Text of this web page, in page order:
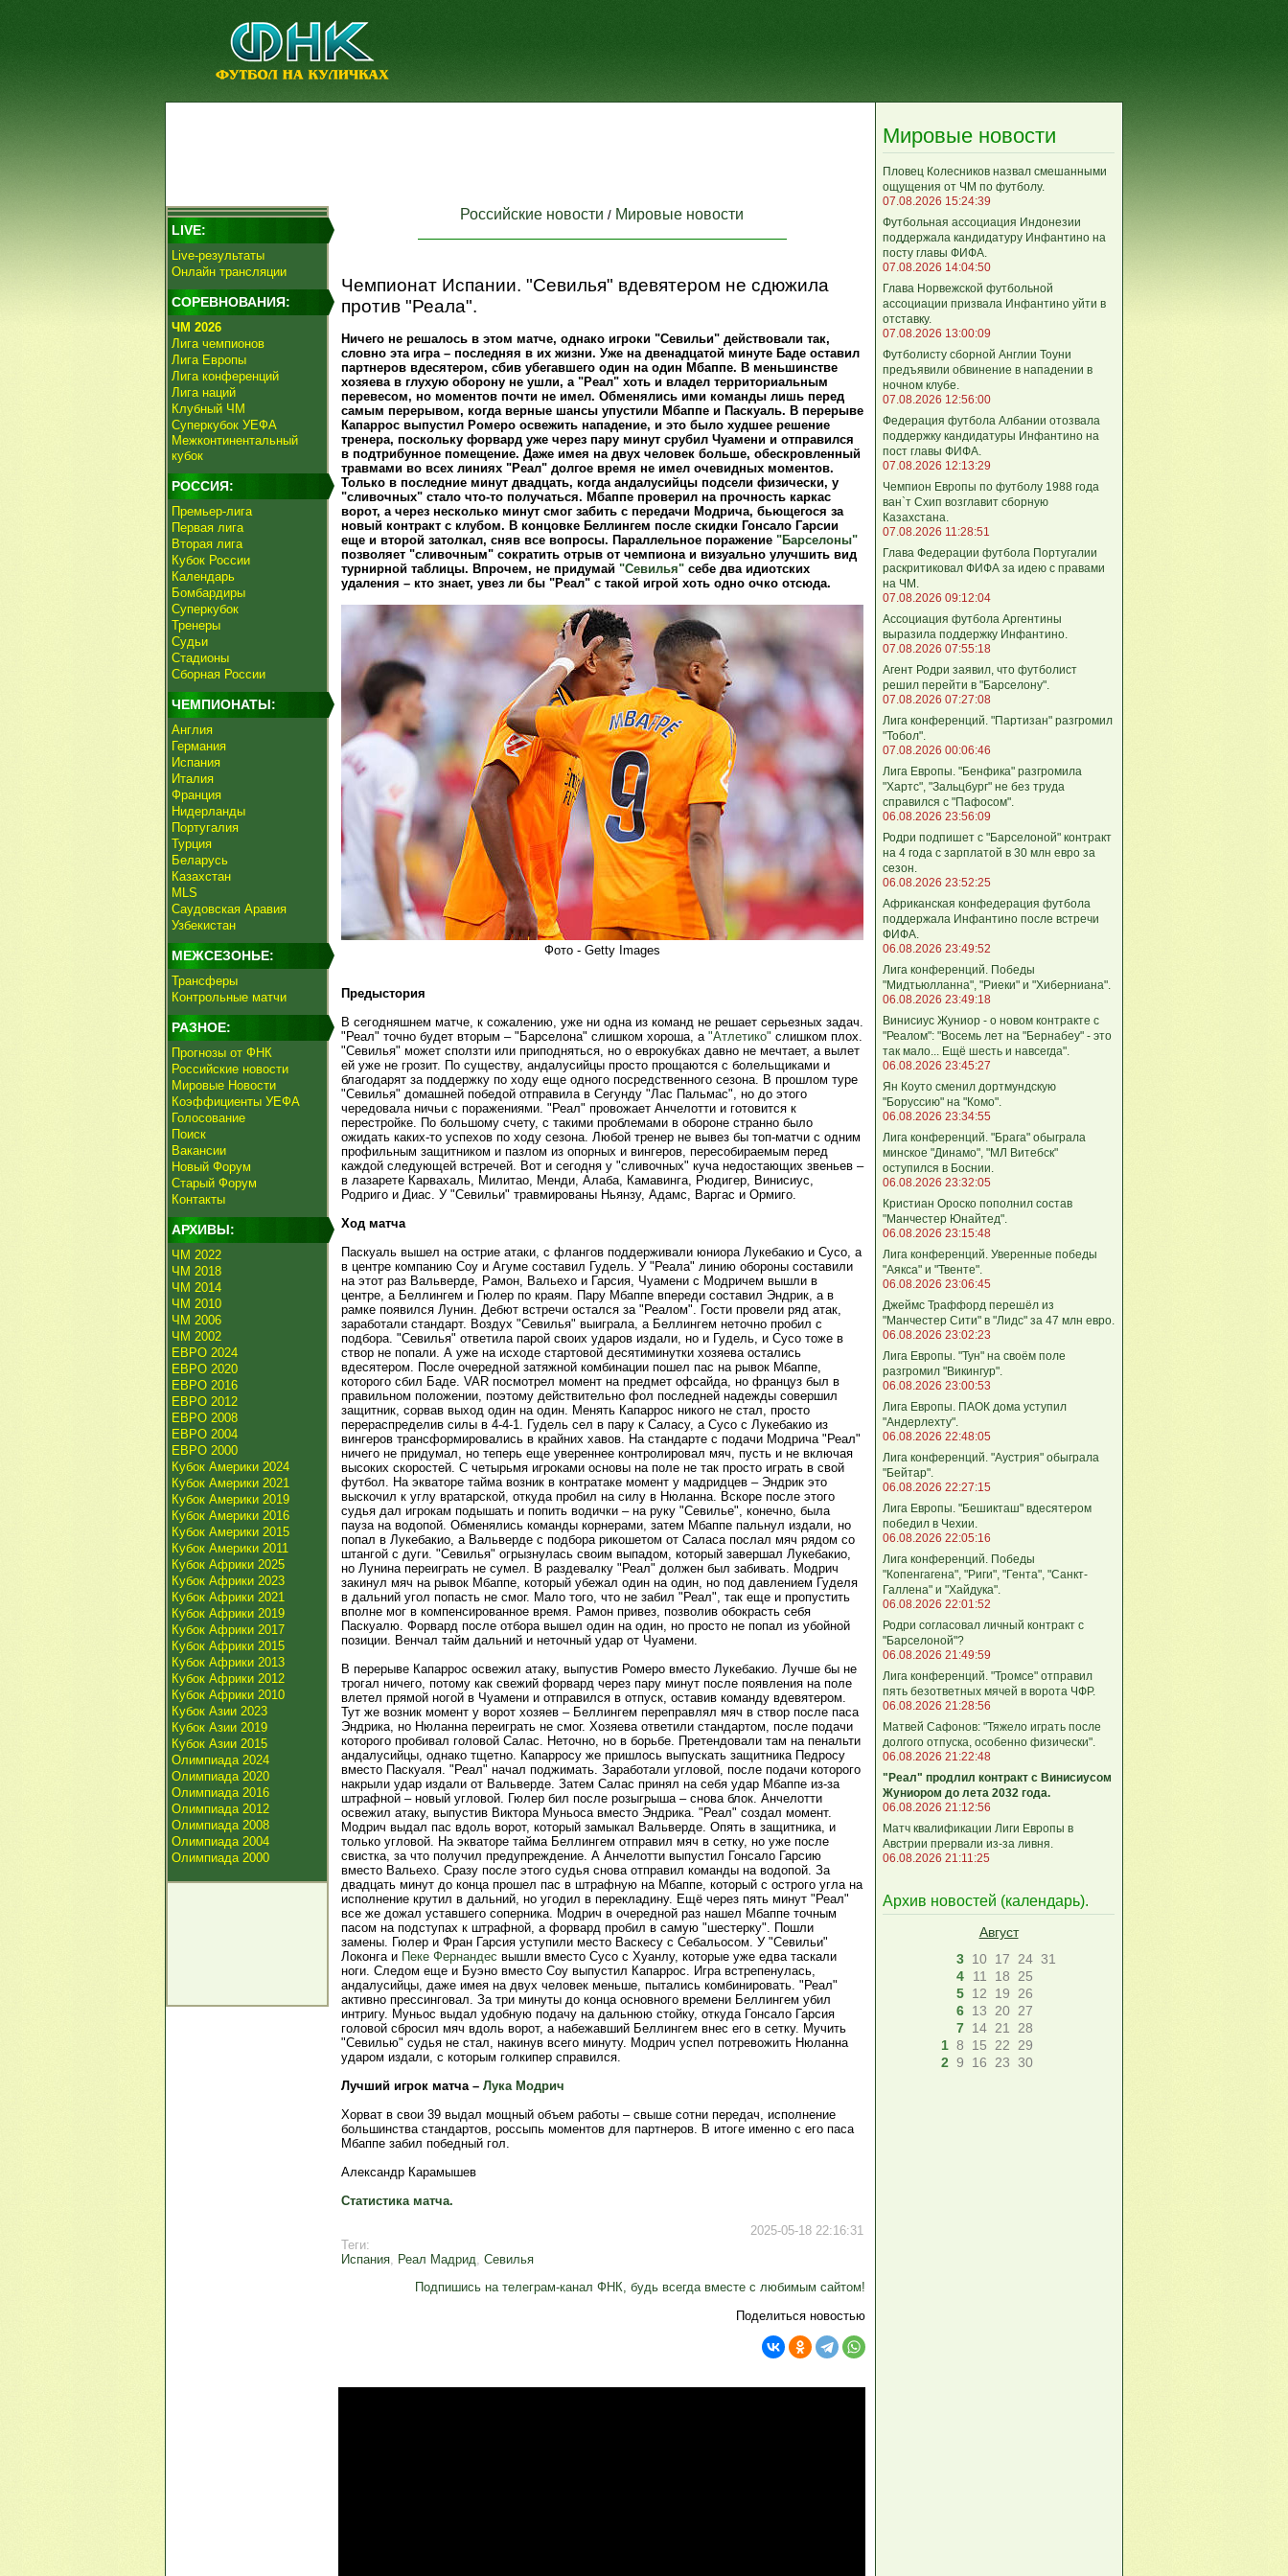
LIVE:
Live-результаты
Онлайн трансляции
СОРЕВНОВАНИЯ:
ЧМ 2026
Лига чемпионов
Лига Европы
Лига конференций
Лига наций
Клубный ЧМ
Суперкубок УЕФА
Межконтинентальный
кубок
РОССИЯ:
Премьер-лига
Первая лига
Вторая лига
Кубок России
Календарь
Бомбардиры
Суперкубок
Тренеры
Судьи
Стадионы
Сборная России
ЧЕМПИОНАТЫ:
Англия
Германия
Испания
Италия
Франция
Нидерланды
Португалия
Турция
Беларусь
Казахстан
MLS
Саудовская Аравия
Узбекистан
МЕЖСЕЗОНЬЕ:
Трансферы
Контрольные матчи
РАЗНОЕ:
Прогнозы от ФНК
Российские новости
Мировые Новости
Коэффициенты УЕФА
Голосование
Поиск
Вакансии
Новый Форум
Старый Форум
Контакты
АРХИВЫ:
ЧМ 2022
ЧМ 2018
ЧМ 2014
ЧМ 2010
ЧМ 2006
ЧМ 2002
ЕВРО 2024
ЕВРО 2020
ЕВРО 2016
ЕВРО 2012
ЕВРО 2008
ЕВРО 2004
ЕВРО 2000
Кубок Америки 2024
Кубок Америки 2021
Кубок Америки 2019
Кубок Америки 2016
Кубок Америки 2015
Кубок Америки 2011
Кубок Африки 2025
Кубок Африки 2023
Кубок Африки 2021
Кубок Африки 2019
Кубок Африки 2017
Кубок Африки 2015
Кубок Африки 2013
Кубок Африки 2012
Кубок Африки 2010
Кубок Азии 2023
Кубок Азии 2019
Кубок Азии 2015
Олимпиада 2024
Олимпиада 2020
Олимпиада 2016
Олимпиада 2012
Олимпиада 2008
Олимпиада 2004
Олимпиада 2000
Российские новости / Мировые новости
Чемпионат Испании. "Севилья" вдевятером не сдюжила
против "Реала".
Ничего не решалось в этом матче, однако игроки "Севильи" действовали так,
словно эта игра – последняя в их жизни. Уже на двенадцатой минуте Баде оставил
партнеров вдесятером, сбив убегавшего один на один Мбаппе. В меньшинстве
хозяева в глухую оборону не ушли, а "Реал" хоть и владел территориальным
перевесом, но моментов почти не имел. Обменялись ими команды лишь перед
самым перерывом, когда верные шансы упустили Мбаппе и Паскуаль. В перерыве
Капаррос выпустил Ромеро освежить нападение, и это было худшее решение
тренера, поскольку форвард уже через пару минут срубил Чуамени и отправился
в подтрибунное помещение. Даже имея на двух человек больше, обескровленный
травмами во всех линиях "Реал" долгое время не имел очевидных моментов.
Только в последние минут двадцать, когда андалусийцы подсели физически, у
"сливочных" стало что-то получаться. Мбаппе проверил на прочность каркас
ворот, а через несколько минут смог забить с передачи Модрича, бьющегося за
новый контракт с клубом. В концовке Беллингем после скидки Гонсало Гарсии
еще и второй затолкал, сняв все вопросы. Параллельное поражение "Барселоны"
позволяет "сливочным" сократить отрыв от чемпиона и визуально улучшить вид
турнирной таблицы. Впрочем, не придумай "Севилья"себе два идиотских
удаления – кто знает, увез ли бы "Реал" с такой игрой хоть одно очко отсюда.
Фото - Getty Images
Предыстория
В сегодняшнем матче, к сожалению, уже ни одна из команд не решает серьезных задач.
"Реал" точно будет вторым – "Барселона" слишком хороша, а "Атлетико" слишком плох.
"Севилья" может сползти или приподняться, но о еврокубках давно не мечтает, а вылет
ей уже не грозит. По существу, андалусийцы просто прощаются с болельщиками и
благодарят за поддержку по ходу еще одного посредственного сезона. В прошлом туре
"Севилья" домашней победой отправила в Сегунду "Лас Пальмас", но до этого
чередовала ничьи с поражениями. "Реал" провожает Анчелотти и готовится к
перестройке. По большому счету, с такими проблемами в обороне странно было
ожидать каких-то успехов по ходу сезона. Любой тренер не вывез бы топ-матчи с одним
профильным защитником и пазлом из опорных и вингеров, пересобираемым перед
каждой следующей встречей. Вот и сегодня у "сливочных" куча недостающих звеньев –
в лазарете Карвахаль, Милитао, Менди, Алаба, Камавинга, Рюдигер, Винисиус,
Родриго и Диас. У "Севильи" травмированы Ньянзу, Адамс, Варгас и Ормиго.
Ход матча
Паскуаль вышел на острие атаки, с флангов поддерживали юниора Лукебакио и Сусо, а
в центре компанию Соу и Агуме составил Гудель. У "Реала" линию обороны составили
на этот раз Вальверде, Рамон, Вальехо и Гарсия, Чуамени с Модричем вышли в
центре, а Беллингем и Гюлер по краям. Пару Мбаппе впереди составил Эндрик, а в
рамке появился Лунин. Дебют встречи остался за "Реалом". Гости провели ряд атак,
заработали стандарт. Воздух "Севилья" выиграла, а Беллингем неточно пробил с
подбора. "Севилья" ответила парой своих ударов издали, но и Гудель, и Сусо тоже в
створ не попали. А уже на исходе стартовой десятиминутки хозяева остались
вдесятером. После очередной затяжной комбинации пошел пас на рывок Мбаппе,
которого сбил Баде. VAR посмотрел момент на предмет офсайда, но француз был в
правильном положении, поэтому действительно фол последней надежды совершил
защитник, сорвав выход один на один. Менять Капаррос никого не стал, просто
перераспределив силы в 4-4-1. Гудель сел в пару к Саласу, а Сусо с Лукебакио из
вингеров трансформировались в крайних хавов. На стандарте с подачи Модрича "Реал"
ничего не придумал, но теперь еще увереннее контролировал мяч, пусть и не включая
высоких скоростей. С четырьмя игроками основы на поле не так просто играть в свой
футбол. На экваторе тайма возник в контратаке момент у мадридцев – Эндрик это
выскочил к углу вратарской, откуда пробил на силу в Нюланна. Вскоре после этого
судья дал игрокам подышать и попить водички – на руку "Севилье", конечно, была
пауза на водопой. Обменялись команды корнерами, затем Мбаппе пальнул издали, но
попал в Лукебакио, а Вальверде с подбора рикошетом от Саласа послал мяч рядом со
штангой с дуги. "Севилья" огрызнулась своим выпадом, который завершал Лукебакио,
но Лунина переиграть не сумел. В раздевалку "Реал" должен был забивать. Модрич
закинул мяч на рывок Мбаппе, который убежал один на один, но под давлением Гуделя
в дальний угол попасть не смог. Мало того, что не забил "Реал", так еще и пропустить
вполне мог в компенсированное время. Рамон привез, позволив обокрасть себя
Паскуалю. Форвард после отбора вышел один на один, но просто не попал из убойной
позиции. Венчал тайм дальний и неточный удар от Чуамени.
В перерыве Капаррос освежил атаку, выпустив Ромеро вместо Лукебакио. Лучше бы не
трогал ничего, потому как свежий форвард через пару минут после появления на поле
влетел прямой ногой в Чуамени и отправился в отпуск, оставив команду вдевятером.
Тут же возник момент у ворот хозяев – Беллингем переправлял мяч в створ после паса
Эндрика, но Нюланна переиграть не смог. Хозяева ответили стандартом, после подачи
которого пробивал головой Салас. Неточно, но в борьбе. Претендовали там на пенальти
андалусийцы, однако тщетно. Капарросу же пришлось выпускать защитника Педросу
вместо Паскуаля. "Реал" начал поджимать. Заработали угловой, после подачи которого
накрыли удар издали от Вальверде. Затем Салас принял на себя удар Мбаппе из-за
штрафной – новый угловой. Гюлер бил после розыгрыша – снова блок. Анчелотти
освежил атаку, выпустив Виктора Муньоса вместо Эндрика. "Реал" создал момент.
Модрич выдал пас вдоль ворот, который замыкал Вальверде. Опять в защитника, и
только угловой. На экваторе тайма Беллингем отправил мяч в сетку, но уже после
свистка, за что получил предупреждение. А Анчелотти выпустил Гонсало Гарсию
вместо Вальехо. Сразу после этого судья снова отправил команды на водопой. За
двадцать минут до конца прошел пас в штрафную на Мбаппе, который с острого угла на
исполнение крутил в дальний, но угодил в перекладину. Ещё через пять минут "Реал"
все же дожал уставшего соперника. Модрич в очередной раз нашел Мбаппе точным
пасом на подступах к штрафной, а форвард пробил в самую "шестерку". Пошли
замены. Гюлер и Фран Гарсия уступили место Васкесу с Себальосом. У "Севильи"
Локонга и Пеке Фернандес вышли вместо Сусо с Хуанлу, которые уже едва таскали
ноги. Следом еще и Буэно вместо Соу выпустил Капаррос. Игра встрепенулась,
андалусийцы, даже имея на двух человек меньше, пытались комбинировать. "Реал"
активно прессинговал. За три минуты до конца основного времени Беллингем убил
интригу. Муньос выдал удобную подачу на дальнюю стойку, откуда Гонсало Гарсия
головой сбросил мяч вдоль ворот, а набежавший Беллингем внес его в сетку. Мучить
"Севилью" судья не стал, накинув всего минуту. Модрич успел потревожить Нюланна
ударом издали, с которым голкипер справился.
Лучший игрок матча – Лука Модрич
Хорват в свои 39 выдал мощный объем работы – свыше сотни передач, исполнение
большинства стандартов, россыпь моментов для партнеров. В итоге именно с его паса
Мбаппе забил победный гол.
Александр Карамышев
Статистика матча.
2025-05-18 22:16:31
Теги:
Испания, Реал Мадрид, Севилья
Подпишись на телеграм-канал ФНК, будь всегда вместе с любимым сайтом!
Поделиться новостью
Мировые новости
Пловец Колесников назвал смешанными
ощущения от ЧМ по футболу.
07.08.2026 15:24:39
Футбольная ассоциация Индонезии
поддержала кандидатуру Инфантино на
посту главы ФИФА.
07.08.2026 14:04:50
Глава Норвежской футбольной
ассоциации призвала Инфантино уйти в
отставку.
07.08.2026 13:00:09
Футболисту сборной Англии Тоуни
предъявили обвинение в нападении в
ночном клубе.
07.08.2026 12:56:00
Федерация футбола Албании отозвала
поддержку кандидатуры Инфантино на
пост главы ФИФА.
07.08.2026 12:13:29
Чемпион Европы по футболу 1988 года
ван`т Схип возглавит сборную
Казахстана.
07.08.2026 11:28:51
Глава Федерации футбола Португалии
раскритиковал ФИФА за идею с правами
на ЧМ.
07.08.2026 09:12:04
Ассоциация футбола Аргентины
выразила поддержку Инфантино.
07.08.2026 07:55:18
Агент Родри заявил, что футболист
решил перейти в "Барселону".
07.08.2026 07:27:08
Лига кoнференций. "Партизан" разгромил
"Тобол".
07.08.2026 00:06:46
Лига Европы. "Бенфика" разгромила
"Хартс", "Зальцбург" не без труда
справился с "Пафосом".
06.08.2026 23:56:09
Родри подпишет с "Барселоной" контракт
на 4 года с зарплатой в 30 млн евро за
сезон.
06.08.2026 23:52:25
Африканская конфедерация футбола
поддержала Инфантино после встречи
ФИФА.
06.08.2026 23:49:52
Лига кoнференций. Победы
"Мидтьюлланна", "Риеки" и "Хиберниана".
06.08.2026 23:49:18
Винисиус Жуниор - о новом контракте с
"Реалом": "Восемь лет на "Бернабеу" - это
так мало... Ещё шесть и навсегда".
06.08.2026 23:45:27
Ян Коуто сменил дортмундскую
"Боруссию" на "Комо".
06.08.2026 23:34:55
Лига кoнференций. "Брага" обыграла
минское "Динамо", "МЛ Витебск"
оступился в Боснии.
06.08.2026 23:32:05
Кристиан Ороско пополнил состав
"Манчестер Юнайтед".
06.08.2026 23:15:48
Лига кoнференций. Уверенные победы
"Аякса" и "Твенте".
06.08.2026 23:06:45
Джеймс Траффорд перешёл из
"Манчестер Сити" в "Лидс" за 47 млн евро.
06.08.2026 23:02:23
Лига Европы. "Тун" на своём поле
разгромил "Викингур".
06.08.2026 23:00:53
Лига Европы. ПАОК дома уступил
"Андерлехту".
06.08.2026 22:48:05
Лига конференций. "Аустрия" обыграла
"Бейтар".
06.08.2026 22:27:15
Лига Европы. "Бешикташ" вдесятером
победил в Чехии.
06.08.2026 22:05:16
Лига конференций. Победы
"Копенгагена", "Риги", "Гента", "Санкт-
Галлена" и "Хайдука".
06.08.2026 22:01:52
Родри согласовал личный контракт с
"Барселоной"?
06.08.2026 21:49:59
Лига конференций. "Тромсе" отправил
пять безответных мячей в ворота ЧФР.
06.08.2026 21:28:56
Матвей Сафонов: "Тяжело играть после
долгого отпуска, особенно физически".
06.08.2026 21:22:48
"Реал" продлил контракт с Винисиусом
Жуниором до лета 2032 года.
06.08.2026 21:12:56
Матч квалификации Лиги Европы в
Австрии прервали из-за ливня.
06.08.2026 21:11:25
Архив новостей (календарь).
Август
3 10 17 24 31
4
11 18
25
5 12 19
26
6 13 20 27
7 14 21
28
1 8 15 22
29
2 9 16 23 30